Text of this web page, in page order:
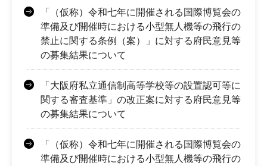
「（仮称）令和七年に開催される国際博覧会の
準備及び開催時における小型無人機等の飛行の
禁止に関する条例（案）」に対する府民意見等
の募集結果について
「大阪府私立通信制高等学校等の設置認可等に
関する審査基準」の改正案に対する府民意見等
の募集結果について
「（仮称）令和七年に開催される国際博覧会の
準備及び開催時における小型無人機等の飛行の